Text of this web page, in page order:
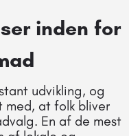
inden for
udvikling, og
med, at folk bliver
En af de mest